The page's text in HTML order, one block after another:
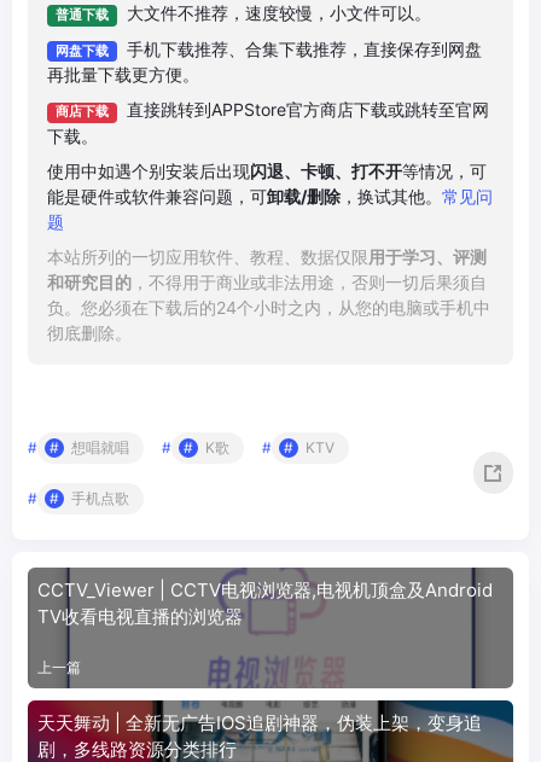
普通下载 大文件不推荐，速度较慢，小文件可以。
网盘下载
手机下载推荐、合集下载推荐，直接保存到网盘
再批量下载更方便。
商店下载
直接跳转到APPStore官方商店下载或跳转至官网
下载。
使用中如遇个别安装后出现闪退、卡顿、打不开等情况，可
能是硬件或软件兼容问题，可卸载/删除 ，换试其他。 常见问
题
本站所列的一切应用软件、教程、数据仅限 用于学习、评测
和研究目的 ，不得用于商业或非法用途，否则一切后果须自
负。您必须在下载后的24个小时之内，从您的电脑或手机中
彻底删除。
# 想唱就唱 # K歌 # KTV
# 手机点歌
CCTV_Viewer | CCTV电视浏览器,电视机顶盒及Android
TV收看电视直播的浏览器
上一篇
天天舞动 | 全新无广告IOS追剧神器，伪装上架，变身追
剧，多线路资源分类排行